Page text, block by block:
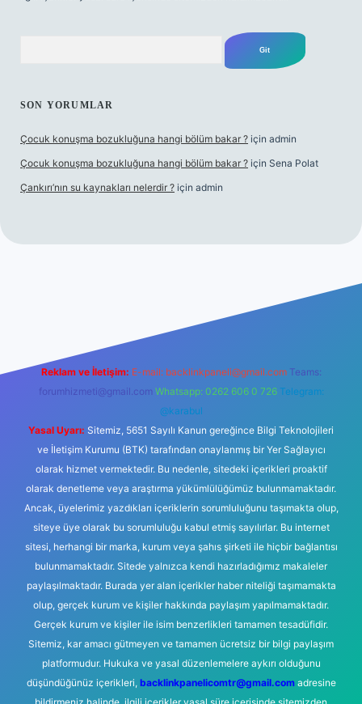
SON YORUMLAR
Çocuk konuşma bozukluğuna hangi bölüm bakar ? için admin
Çocuk konuşma bozukluğuna hangi bölüm bakar ? için Sena Polat
Çankırı’nın su kaynakları nelerdir ? için admin
Reklam ve İletişim: E-mail: backlinkpaneli@gmail.com Teams:
forumhizmeti@gmail.com Whatsapp: 0262 606 0 726 Telegram:
@karabul
Yasal Uyarı: Sitemiz, 5651 Sayılı Kanun gereğince Bilgi Teknolojileri
ve İletişim Kurumu (BTK) tarafından onaylanmış bir Yer Sağlayıcı
olarak hizmet vermektedir. Bu nedenle, sitedeki içerikleri proaktif
olarak denetleme veya araştırma yükümlülüğümüz bulunmamaktadır.
Ancak, üyelerimiz yazdıkları içeriklerin sorumluluğunu taşımakta olup,
siteye üye olarak bu sorumluluğu kabul etmiş sayılırlar. Bu internet
sitesi, herhangi bir marka, kurum veya şahıs şirketi ile hiçbir bağlantısı
bulunmamaktadır. Sitede yalnızca kendi hazırladığımız makaleler
paylaşılmaktadır. Burada yer alan içerikler haber niteliği taşımamakta
olup, gerçek kurum ve kişiler hakkında paylaşım yapılmamaktadır.
Gerçek kurum ve kişiler ile isim benzerlikleri tamamen tesadüfidir.
Sitemiz, kar amacı gütmeyen ve tamamen ücretsiz bir bilgi paylaşım
platformudur. Hukuka ve yasal düzenlemelere aykırı olduğunu
düşündüğünüz içerikleri, backlinkpanelicomtr@gmail.comadresine